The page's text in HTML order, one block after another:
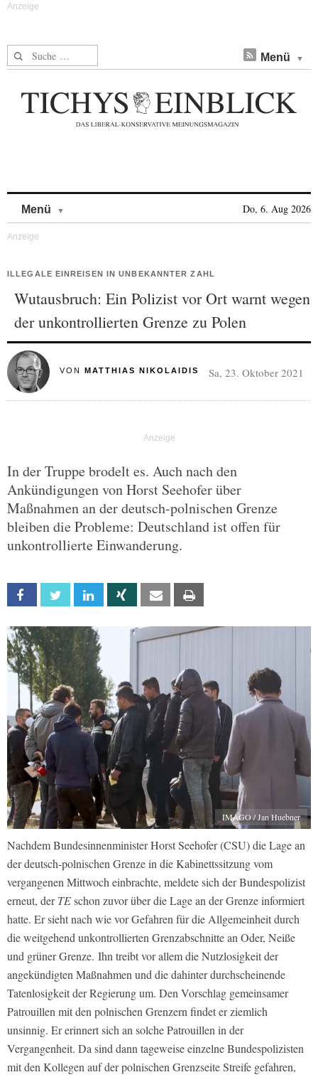
Suche nach: Menü
Menü Do, 6. Aug 2026
ILLEGALE EINREISEN IN UNBEKANNTER ZAHL
Wutausbruch: Ein Polizist vor Ort warnt wegen
der unkontrollierten Grenze zu Polen
VON MATTHIAS NIKOLAIDIS Sa, 23. Oktober 2021
In der Truppe brodelt es. Auch nach den
Ankündigungen von Horst Seehofer über
Maßnahmen an der deutsch-polnischen Grenze
bleiben die Probleme: Deutschland ist offen für
unkontrollierte Einwanderung.
Facebook Twitter Linkedin Xing Email
IMAGO / Jan Huebner
Nachdem Bundesinnenminister Horst Seehofer (CSU) die Lage an
der deutsch-polnischen Grenze in die Kabinettssitzung vom
vergangenen Mittwoch einbrachte, meldete sich der Bundespolizist
erneut, derTEschon zuvor über die Lage an der Grenze informiert
hatte. Er sieht nach wie vor Gefahren für die Allgemeinheit durch
die weitgehend unkontrollierten Grenzabschnitte an Oder, Neiße
und grüner Grenze. Ihn treibt vor allem die Nutzlosigkeit der
angekündigten Maßnahmen und die dahinter durchscheinende
Tatenlosigkeit der Regierung um. Den Vorschlag gemeinsamer
Patrouillen mit den polnischen Grenzern findet er ziemlich
unsinnig. Er erinnert sich an solche Patrouillen in der
Vergangenheit. Da sind dann tageweise einzelne Bundespolizisten
mit den Kollegen auf der polnischen Grenzseite Streife gefahren,